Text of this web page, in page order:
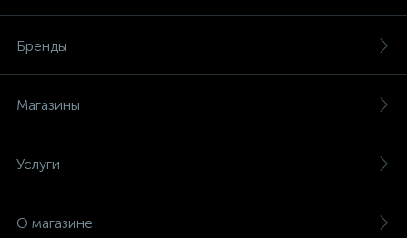
Бренды
Магазины
Услуги
О магазине